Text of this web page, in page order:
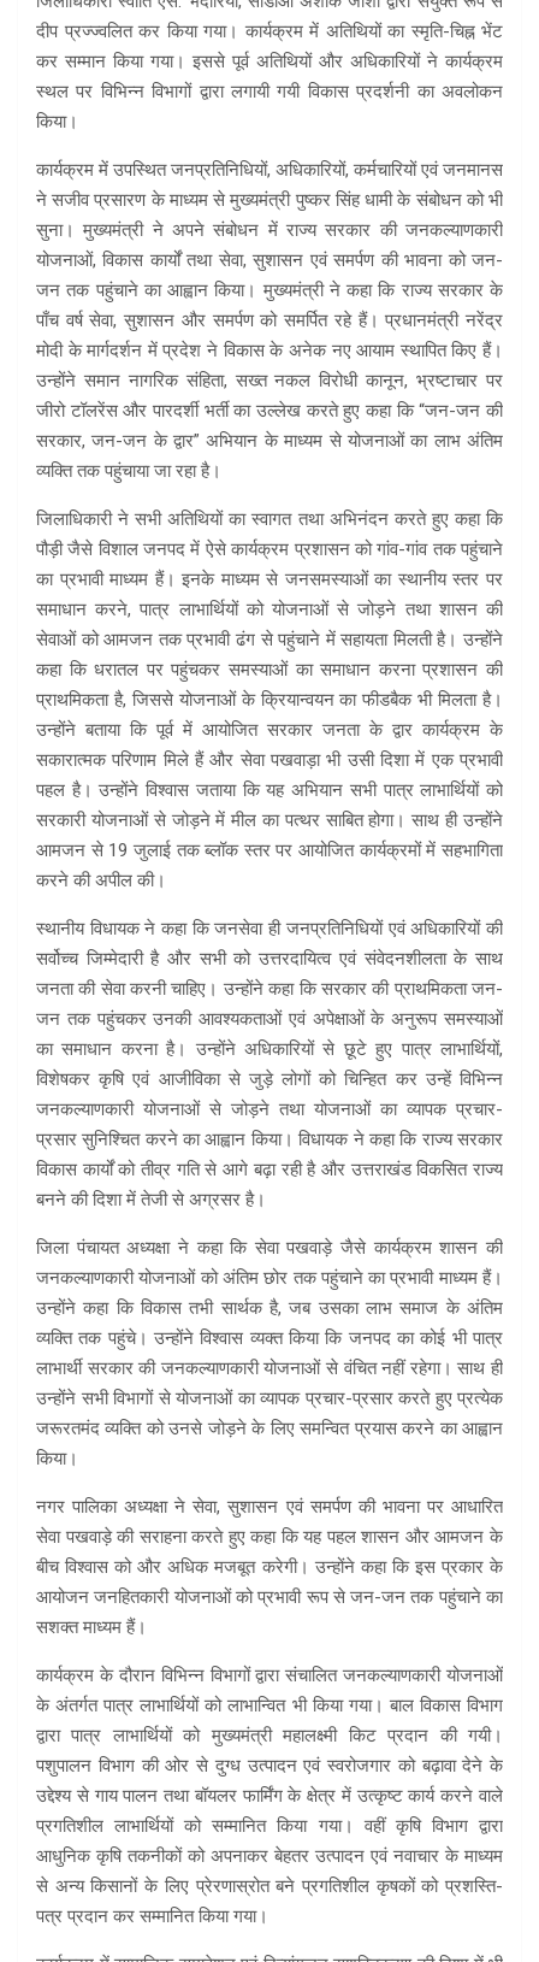
दीप प्रज्ज्वलित कर किया गया। कार्यक्रम में अतिथियों का स्मृति-चिह्न भेंट
कर सम्मान किया गया। इससे पूर्व अतिथियों और अधिकारियों ने कार्यक्रम
स्थल पर विभिन्न विभागों द्वारा लगायी गयी विकास प्रदर्शनी का अवलोकन
किया।
कार्यक्रम में उपस्थित जनप्रतिनिधियों, अधिकारियों, कर्मचारियों एवं जनमानस
ने सजीव प्रसारण के माध्यम से मुख्यमंत्री पुष्कर सिंह धामी के संबोधन को भी
सुना। मुख्यमंत्री ने अपने संबोधन में राज्य सरकार की जनकल्याणकारी
योजनाओं, विकास कार्यों तथा सेवा, सुशासन एवं समर्पण की भावना को जन-
जन तक पहुंचाने का आह्वान किया। मुख्यमंत्री ने कहा कि राज्य सरकार के
पाँच वर्ष सेवा, सुशासन और समर्पण को समर्पित रहे हैं। प्रधानमंत्री नरेंद्र
मोदी के मार्गदर्शन में प्रदेश ने विकास के अनेक नए आयाम स्थापित किए हैं।
उन्होंने समान नागरिक संहिता, सख्त नकल विरोधी कानून, भ्रष्टाचार पर
जीरो टॉलरेंस और पारदर्शी भर्ती का उल्लेख करते हुए कहा कि “जन-जन की
सरकार, जन-जन के द्वार” अभियान के माध्यम से योजनाओं का लाभ अंतिम
व्यक्ति तक पहुंचाया जा रहा है।
जिलाधिकारी ने सभी अतिथियों का स्वागत तथा अभिनंदन करते हुए कहा कि
पौड़ी जैसे विशाल जनपद में ऐसे कार्यक्रम प्रशासन को गांव-गांव तक पहुंचाने
का प्रभावी माध्यम हैं। इनके माध्यम से जनसमस्याओं का स्थानीय स्तर पर
समाधान करने, पात्र लाभार्थियों को योजनाओं से जोड़ने तथा शासन की
सेवाओं को आमजन तक प्रभावी ढंग से पहुंचाने में सहायता मिलती है। उन्होंने
कहा कि धरातल पर पहुंचकर समस्याओं का समाधान करना प्रशासन की
प्राथमिकता है, जिससे योजनाओं के क्रियान्वयन का फीडबैक भी मिलता है।
उन्होंने बताया कि पूर्व में आयोजित सरकार जनता के द्वार कार्यक्रम के
सकारात्मक परिणाम मिले हैं और सेवा पखवाड़ा भी उसी दिशा में एक प्रभावी
पहल है। उन्होंने विश्वास जताया कि यह अभियान सभी पात्र लाभार्थियों को
सरकारी योजनाओं से जोड़ने में मील का पत्थर साबित होगा। साथ ही उन्होंने
आमजन से 19 जुलाई तक ब्लॉक स्तर पर आयोजित कार्यक्रमों में सहभागिता
करने की अपील की।
स्थानीय विधायक ने कहा कि जनसेवा ही जनप्रतिनिधियों एवं अधिकारियों की
सर्वोच्च जिम्मेदारी है और सभी को उत्तरदायित्व एवं संवेदनशीलता के साथ
जनता की सेवा करनी चाहिए। उन्होंने कहा कि सरकार की प्राथमिकता जन-
जन तक पहुंचकर उनकी आवश्यकताओं एवं अपेक्षाओं के अनुरूप समस्याओं
का समाधान करना है। उन्होंने अधिकारियों से छूटे हुए पात्र लाभार्थियों,
विशेषकर कृषि एवं आजीविका से जुड़े लोगों को चिन्हित कर उन्हें विभिन्न
जनकल्याणकारी योजनाओं से जोड़ने तथा योजनाओं का व्यापक प्रचार-
प्रसार सुनिश्चित करने का आह्वान किया। विधायक ने कहा कि राज्य सरकार
विकास कार्यों को तीव्र गति से आगे बढ़ा रही है और उत्तराखंड विकसित राज्य
बनने की दिशा में तेजी से अग्रसर है।
जिला पंचायत अध्यक्षा ने कहा कि सेवा पखवाड़े जैसे कार्यक्रम शासन की
जनकल्याणकारी योजनाओं को अंतिम छोर तक पहुंचाने का प्रभावी माध्यम हैं।
उन्होंने कहा कि विकास तभी सार्थक है, जब उसका लाभ समाज के अंतिम
व्यक्ति तक पहुंचे। उन्होंने विश्वास व्यक्त किया कि जनपद का कोई भी पात्र
लाभार्थी सरकार की जनकल्याणकारी योजनाओं से वंचित नहीं रहेगा। साथ ही
उन्होंने सभी विभागों से योजनाओं का व्यापक प्रचार-प्रसार करते हुए प्रत्येक
जरूरतमंद व्यक्ति को उनसे जोड़ने के लिए समन्वित प्रयास करने का आह्वान
किया।
नगर पालिका अध्यक्षा ने सेवा, सुशासन एवं समर्पण की भावना पर आधारित
सेवा पखवाड़े की सराहना करते हुए कहा कि यह पहल शासन और आमजन के
बीच विश्वास को और अधिक मजबूत करेगी। उन्होंने कहा कि इस प्रकार के
आयोजन जनहितकारी योजनाओं को प्रभावी रूप से जन-जन तक पहुंचाने का
सशक्त माध्यम हैं।
कार्यक्रम के दौरान विभिन्न विभागों द्वारा संचालित जनकल्याणकारी योजनाओं
के अंतर्गत पात्र लाभार्थियों को लाभान्वित भी किया गया। बाल विकास विभाग
द्वारा पात्र लाभार्थियों को मुख्यमंत्री महालक्ष्मी किट प्रदान की गयी।
पशुपालन विभाग की ओर से दुग्ध उत्पादन एवं स्वरोजगार को बढ़ावा देने के
उद्देश्य से गाय पालन तथा बॉयलर फार्मिंग के क्षेत्र में उत्कृष्ट कार्य करने वाले
प्रगतिशील लाभार्थियों को सम्मानित किया गया। वहीं कृषि विभाग द्वारा
आधुनिक कृषि तकनीकों को अपनाकर बेहतर उत्पादन एवं नवाचार के माध्यम
से अन्य किसानों के लिए प्रेरणास्रोत बने प्रगतिशील कृषकों को प्रशस्ति-
पत्र प्रदान कर सम्मानित किया गया।